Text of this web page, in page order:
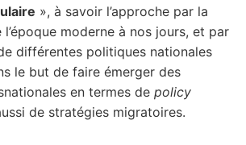
», à savoir l’approche par la
moderne à nos jours, et par
différentes politiques nationales
le but de faire émerger des
en termes de policy
de stratégies migratoires.